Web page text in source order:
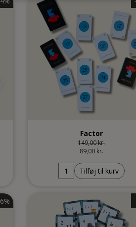
Factor
149,00 kr.
89,00 kr.
Tilføj til kurv